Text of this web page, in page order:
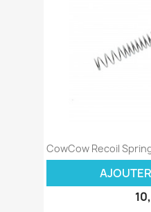
CowCow Recoil